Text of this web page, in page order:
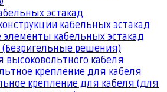
эстакад
кабельных эстакад
кабельных эстакад
(Безригельные решения)
высоковольтного кабеля
крепление для кабеля
крепление для кабеля (для